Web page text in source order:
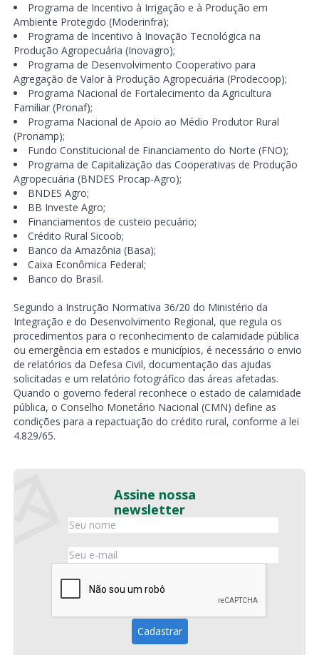
Programa de Incentivo à Irrigação e à Produção em
Ambiente Protegido (Moderinfra);
Programa de Incentivo à Inovação Tecnológica na
Produção Agropecuária (Inovagro);
Programa de Desenvolvimento Cooperativo para
Agregação de Valor à Produção Agropecuária (Prodecoop);
Programa Nacional de Fortalecimento da Agricultura
Familiar (Pronaf);
Programa Nacional de Apoio ao Médio Produtor Rural
(Pronamp);
Fundo Constitucional de Financiamento do Norte (FNO);
Programa de Capitalização das Cooperativas de Produção
Agropecuária (BNDES Procap-Agro);
BNDES Agro;
BB Investe Agro;
Financiamentos de custeio pecuário;
Crédito Rural Sicoob;
Banco da Amazônia (Basa);
Caixa Econômica Federal;
Banco do Brasil.
Segundo a Instrução Normativa 36/20 do Ministério da
Integração e do Desenvolvimento Regional, que regula os
procedimentos para o reconhecimento de calamidade pública
ou emergência em estados e municípios, é necessário o envio
de relatórios da Defesa Civil, documentação das ajudas
solicitadas e um relatório fotográfico das áreas afetadas.
Quando o governo federal reconhece o estado de calamidade
pública, o Conselho Monetário Nacional (CMN) define as
condições para a repactuação do crédito rural, conforme a lei
4.829/65.
Assine nossa
newsletter